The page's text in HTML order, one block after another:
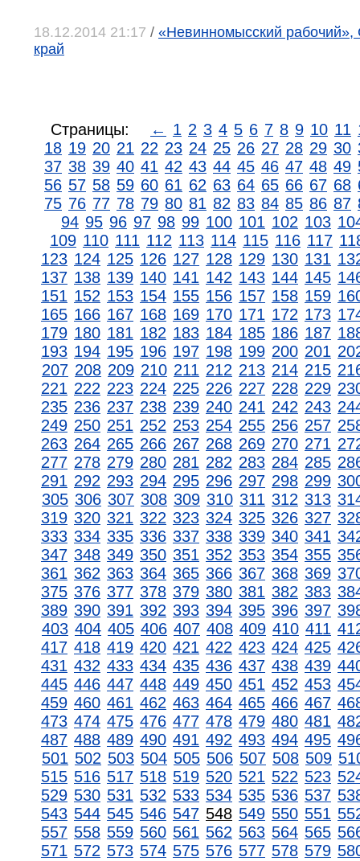
18.12.2014 21:17 / «Невинномысский рабочий»,
край
Страницы: ← 1 2 3 4 5 6 7 8 9 10 11
18 19 20 21 22 23 24 25 26 27 28 29 30
37 38 39 40 41 42 43 44 45 46 47 48 49
56 57 58 59 60 61 62 63 64 65 66 67 68
75 76 77 78 79 80 81 82 83 84 85 86 87
94 95 96 97 98 99 100 101 102 103
109 110 111 112 113 114 115 116 117
123 124 125 126 127 128 129 130 131
137 138 139 140 141 142 143 144 145
151 152 153 154 155 156 157 158 159
165 166 167 168 169 170 171 172 173
179 180 181 182 183 184 185 186 187
193 194 195 196 197 198 199 200 201
207 208 209 210 211 212 213 214 215
221 222 223 224 225 226 227 228 229
235 236 237 238 239 240 241 242 243
249 250 251 252 253 254 255 256 257
263 264 265 266 267 268 269 270 271
277 278 279 280 281 282 283 284 285
291 292 293 294 295 296 297 298 299
305 306 307 308 309 310 311 312 313
319 320 321 322 323 324 325 326 327
333 334 335 336 337 338 339 340 341
347 348 349 350 351 352 353 354 355
361 362 363 364 365 366 367 368 369
375 376 377 378 379 380 381 382 383
389 390 391 392 393 394 395 396 397
403 404 405 406 407 408 409 410 411
417 418 419 420 421 422 423 424 425
431 432 433 434 435 436 437 438 439
445 446 447 448 449 450 451 452 453
459 460 461 462 463 464 465 466 467
473 474 475 476 477 478 479 480 481
487 488 489 490 491 492 493 494 495
501 502 503 504 505 506 507 508 509
515 516 517 518 519 520 521 522 523
529 530 531 532 533 534 535 536 537
543 544 545 546 547 548 549 550 551
557 558 559 560 561 562 563 564 565
571 572 573 574 575 576 577 578 579